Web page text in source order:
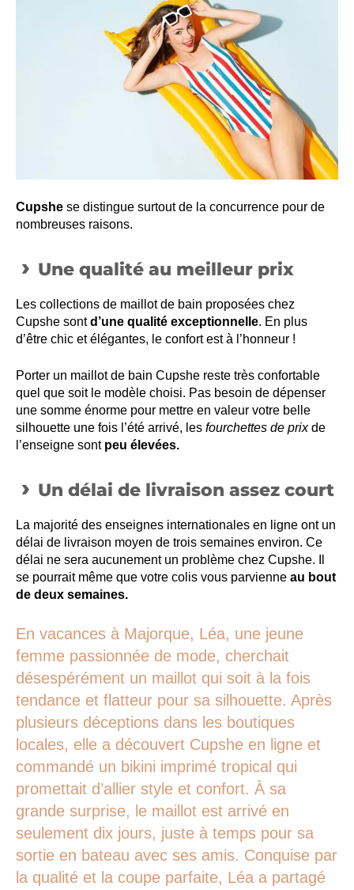
Cupshe se distingue surtout de la concurrence pour de
nombreuses raisons.
Une qualité au meilleur prix
Les collections de maillot de bain proposées chez
Cupshe sontd’une qualité exceptionnelle. En plus
d’être chic et élégantes, le confort est à l’honneur !
Porter un maillot de bain Cupshe reste très confortable
quel que soit le modèle choisi. Pas besoin de dépenser
une somme énorme pour mettre en valeur votre belle
silhouette une fois l’été arrivé, les fourchettes de prixde
l’enseigne sont peu élevées.
Un délai de livraison assez court
La majorité des enseignes internationales en ligne ont un
délai de livraison moyen de trois semaines environ. Ce
délai ne sera aucunement un problème chez Cupshe. Il
se pourrait même que votre colis vous parvienne au bout
de deux semaines.
En vacances à Majorque, Léa, une jeune
femme passionnée de mode, cherchait
désespérément un maillot qui soit à la fois
tendance et flatteur pour sa silhouette. Après
plusieurs déceptions dans les boutiques
locales, elle a découvert Cupshe en ligne et
commandé un bikini imprimé tropical qui
promettait d’allier style et confort. À sa
grande surprise, le maillot est arrivé en
seulement dix jours, juste à temps pour sa
sortie en bateau avec ses amis. Conquise par
la qualité et la coupe parfaite, Léa a partagé